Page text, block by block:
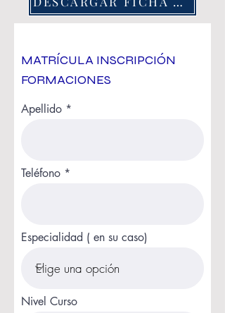
MATRÍCULA INSCRIPCIÓN
FORMACIONES
Apellido
Teléfono
Especialidad ( en su caso)
Nivel Curso